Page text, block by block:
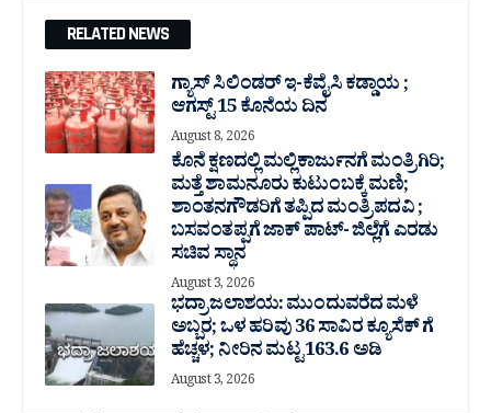
RELATED NEWS
ಗ್ಯಾಸ್ ಸಿಲಿಂಡರ್ ಇ-ಕೆವೈಸಿ ಕಡ್ಡಾಯ ;
ಆಗಸ್ಟ್ 15 ಕೊನೆಯ ದಿನ
August 8, 2026
ಕೊನೆ ಕ್ಷಣದಲ್ಲಿ ಮಲ್ಲಿಕಾರ್ಜುನಗೆ ಮಂತ್ರಿಗಿರಿ;
ಮತ್ತೆ ಶಾಮನೂರು ಕುಟುಂಬಕ್ಕೆ ಮಣಿ;
ಶಾಂತನಗೌಡರಿಗೆ ತಪ್ಪಿದ ಮಂತ್ರಿ ಪದವಿ ;
ಬಸವಂತಪ್ಪಗೆ ಜಾಕ್ ಪಾಟ್- ಜಿಲ್ಲೆಗೆ ಎರಡು
ಸಚಿವ ಸ್ಥಾನ
August 3, 2026
ಭದ್ರಾ ಜಲಾಶಯ: ಮುಂದುವರೆದ ಮಳೆ
ಅಬ್ಬರ; ಒಳ ಹರಿವು 36 ಸಾವಿರ‌ ಕ್ಯೂಸೆಕ್ ಗೆ
ಹೆಚ್ಚಳ; ನೀರಿನ ಮಟ್ಟ 163.6 ಅಡಿ
August 3, 2026